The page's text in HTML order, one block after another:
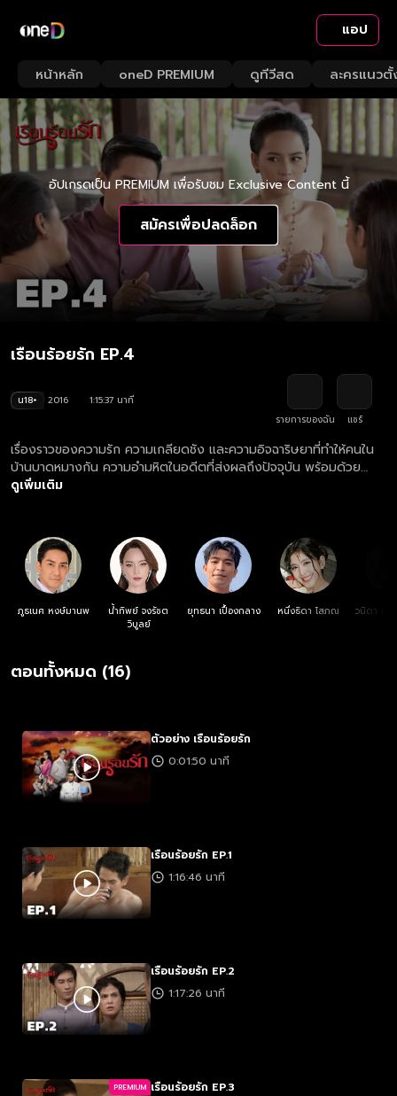
แอป
หน้าหลัก oneD PREMIUM ดูทีวีสด ละครแนวตั้
อัปเกรดเป็น PREMIUM เพื่อรับชม Exclusive Content นี้
สมัครเพื่อปลดล็อก
เรือนร้อยรัก EP.4
น18+ 2016
1:15:37 นาที
รายการของฉัน
แชร์
เรื่องราวของความรัก ความเกลียดชัง และความอิจฉาริษยาที่ทำให้คนใน
บ้านบาดหมางกัน ความอำมหิตในอดีตที่ส่งผลถึงปัจจุบัน พร้อมด้วย
“ความลับ” ที่รอวันเปิดเผยเพื่อปลดเปลื้องความแค้น
ดูเพิ่มเติม
ภูธเนศ หงษ์มานพ
น้ำทิพย์ จงรัชต
วิบูลย์
ยุทธนา เปื้องกลาง หนึ่งธิดา โสภณ วนิดา เติ
ตอนทั้งหมด (16)
ตัวอย่าง เรือนร้อยรัก
0:01:50 นาที
เรือนร้อยรัก EP.1
1:16:46 นาที
เรือนร้อยรัก EP.2
1:17:26 นาที
PREMIUM เรือนร้อยรัก EP.3